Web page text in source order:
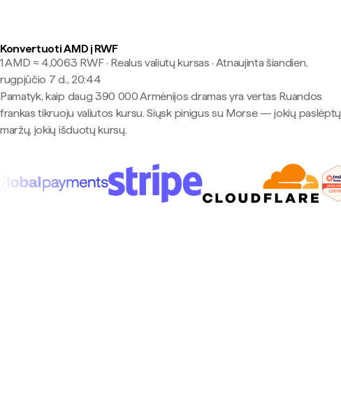
Konvertuoti AMD į RWF
1 AMD ≈ 4,0063 RWF · Realus valiutų kursas · Atnaujinta šiandien,
rugpjūčio 7 d., 20:44
Pamatyk, kaip daug 390 000 Armėnijos dramas yra vertas Ruandos
frankas tikruoju valiutos kursu. Siųsk pinigus su Morse — jokių paslėptų
maržų, jokių išduotų kursų.